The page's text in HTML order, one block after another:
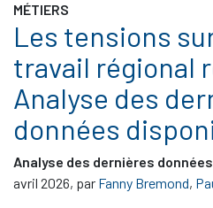
MÉTIERS
Les tensions
travail régional
Analyse des
données
Analyse des dernières
avril 2026, par Fanny Bremond,